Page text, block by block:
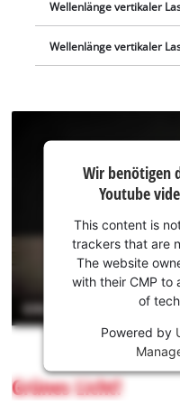
Wellenlänge vertikaler
Wellenlänge vertikaler
benötigen
Zustimmung,
um Youtube
laden zu
können!
This
content
permitted
Wir benötigen
Youtube
This content is
trackers that are
The website
with their CMP to
of
Powered by
Grünes Licht!